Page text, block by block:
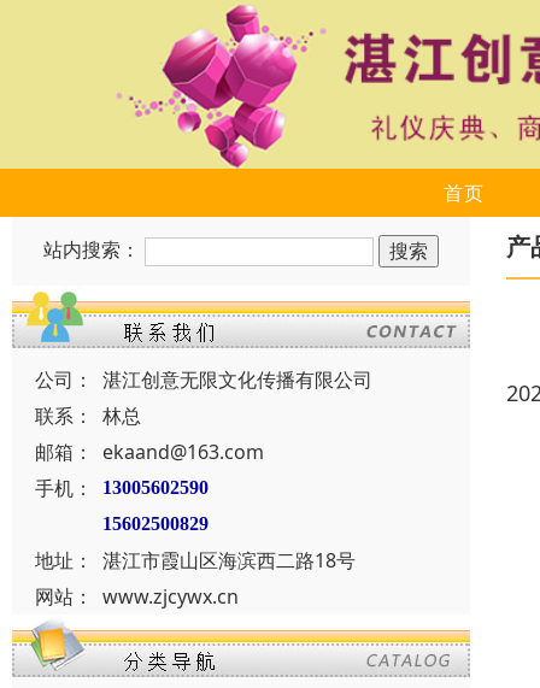
首页
站内搜索：
公司：
湛江创意无限文化传播有限公司
联系：
林总
邮箱：
ekaand@163.com
手机：
13005602590
15602500829
地址：
湛江市霞山区海滨西二路18号
网站：
www.zjcywx.cn
产